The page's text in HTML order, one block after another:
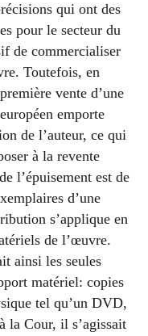
qui ont des
pour le secteur du
de commercialiser
Toutefois, en
vente d’une
emporte
de l’auteur, ce qui
à la revente
l’épuisement est de
d’une
s’applique en
de l’œuvre.
ainsi les seules
matériel: copies
tel qu’un DVD,
la Cour, il s’agissait